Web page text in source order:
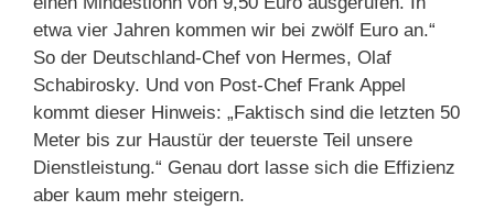
etwa vier Jahren kommen wir bei zwölf Euro an.“
So der Deutschland-Chef von Hermes, Olaf
Schabirosky. Und von Post-Chef Frank Appel
kommt dieser Hinweis: „Faktisch sind die letzten 50
Meter bis zur Haustür der teuerste Teil unsere
Dienstleistung.“ Genau dort lasse sich die Effizienz
aber kaum mehr steigern.